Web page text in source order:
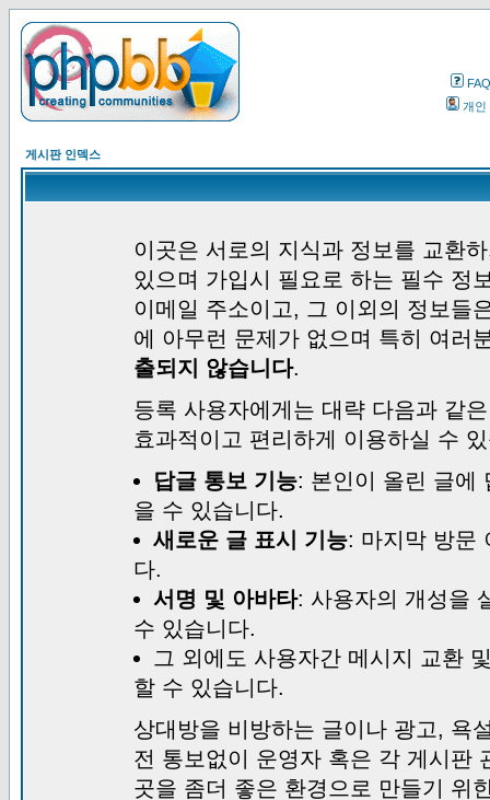
FAQ
개인
게시판 인덱스
이곳은 서로의 지식과 정보를 교환
있으며 가입시 필요로 하는 필수 정
이메일 주소이고, 그 이외의 정보들
에 아무런 문제가 없으며 특히 여러
출되지 않습니다.
등록 사용자에게는 대략 다음과 같
효과적이고 편리하게 이용하실 수
답글 통보 기능: 본인이 올린 글에
을 수 있습니다.
새로운 글 표시 기능: 마지막 방문
다.
서명 및 아바타: 사용자의 개성을
수 있습니다.
그 외에도 사용자간 메시지 교환
할 수 있습니다.
상대방을 비방하는 글이나 광고, 욕
전 통보없이 운영자 혹은 각 게시판
곳을 좀더 좋은 환경으로 만들기 위